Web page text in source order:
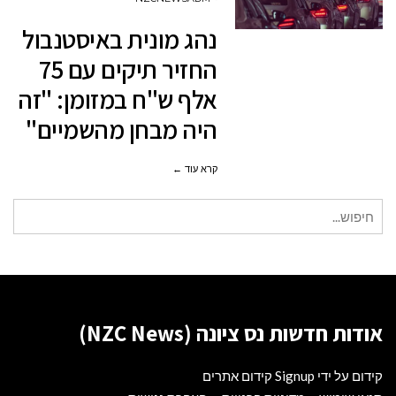
החזיר
תיקים
עם
נהג מונית באיסטנבול
החזיר תיקים עם 75
אלף ש"ח במזומן: "זה
היה מבחן מהשמיים"
קרא עוד ←
עבור:
אודות חדשות נס ציונה (NZC News)
קידום על ידי Signup קידום אתרים